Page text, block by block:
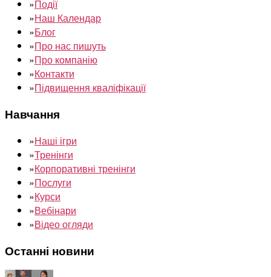
»Події
»Наш Календар
»Блог
»Про нас пишуть
»Про компанію
»Контакти
»Підвищення кваліфікації
Навчання
»Наші ігри
»Тренінги
»Корпоративні тренінги
»Послуги
»Курси
»Вебінари
»Відео огляди
Останні новини